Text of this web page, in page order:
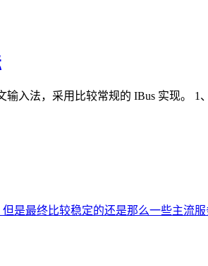
法，采用比较常规的 IBus 实现。 1、
是最终比较稳定的还是那么一些主流服